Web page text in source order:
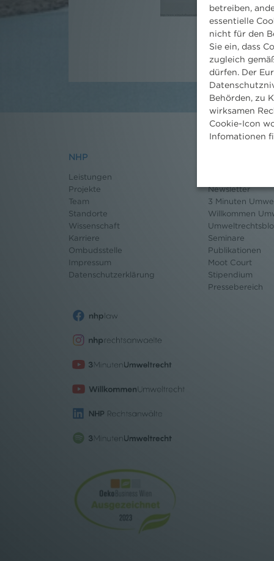
NHP
Leistungen
Projekte
Team
Standorte
Wissenschaft
Karriere
Ombudsstelle
Impressum
Datenschutzerklärung
Newsletter
3 Minuten
Willkommen
Seminare
Publikationen
Moot Court
Stipendium
Pressebereich
betreiben,
essentielle
nicht für den
Sie ein, dass
zugleich
dürfen. Der
Behörden, zu
wirksamen
Cookie-Icon
Infomationen